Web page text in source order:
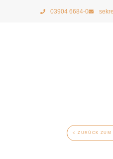
03904 6684-0
< ZURÜCK ZUM